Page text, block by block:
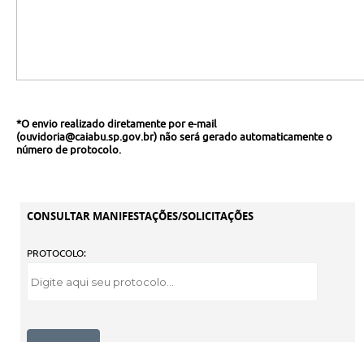
*O envio realizado diretamente por e-mail
(ouvidoria@caiabu.sp.gov.br) não será gerado automaticamente o
número de protocolo.
CONSULTAR MANIFESTAÇÕES/SOLICITAÇÕES
PROTOCOLO: